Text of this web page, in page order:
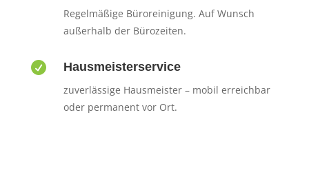
Regelmäßige Büroreinigung. Auf Wunsch
außerhalb der Bürozeiten.
 Hausmeisterservice
zuverlässige Hausmeister – mobil erreichbar
oder permanent vor Ort.